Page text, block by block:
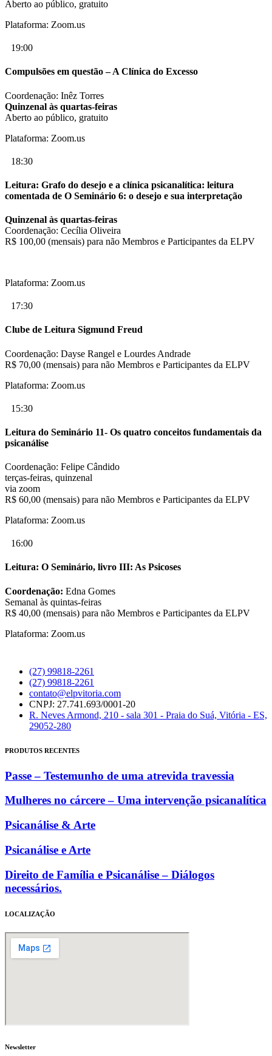
Aberto ao público, gratuito
Plataforma: Zoom.us
19:00
Compulsões em questão – A Clínica do Excesso
Coordenação: Inêz Torres
Quinzenal às quartas-feiras
Aberto ao público, gratuito
Plataforma: Zoom.us
18:30
Leitura: Grafo do desejo e a clínica psicanalítica: leitura
comentada de O Seminário 6: o desejo e sua interpretação
Quinzenal às quartas-feiras
Coordenação: Cecília Oliveira
R$ 100,00 (mensais) para não Membros e Participantes da ELPV
Plataforma: Zoom.us
17:30
Clube de Leitura Sigmund Freud
Coordenação: Dayse Rangel e Lourdes Andrade
R$ 70,00 (mensais) para não Membros e Participantes da ELPV
Plataforma: Zoom.us
15:30
Leitura do Seminário 11- Os quatro conceitos fundamentais da
psicanálise
Coordenação: Felipe Cândido
terças-feiras, quinzenal
via zoom
R$ 60,00 (mensais) para não Membros e Participantes da ELPV
Plataforma: Zoom.us
16:00
Leitura: O Seminário, livro III: As Psicoses
Coordenação: Edna Gomes
Semanal às quintas-feiras
R$ 40,00 (mensais) para não Membros e Participantes da ELPV
Plataforma: Zoom.us
(27) 99818-2261
(27) 99818-2261
contato@elpvitoria.com
CNPJ: 27.741.693/0001-20
R. Neves Armond, 210 - sala 301 - Praia do Suá, Vitória - ES,
29052-280
PRODUTOS RECENTES
Passe – Testemunho de uma atrevida travessia
Mulheres no cárcere – Uma intervenção psicanalítica
Psicanálise & Arte
Psicanálise e Arte
Direito de Família e Psicanálise – Diálogos
necessários.
LOCALIZAÇÃO
Newsletter